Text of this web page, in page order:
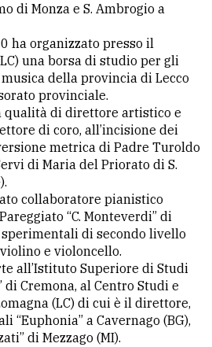
di Monza e S. Ambrogio a
ha organizzato presso il
una borsa di studio per gli
della provincia di Lecco
provinciale.
qualità di direttore artistico e
di coro, all’incisione dei
metrica di Padre Turoldo
di Maria del Priorato di S.
collaboratore pianistico
“C. Monteverdi” di
di secondo livello
e violoncello.
all’Istituto Superiore di Studi
di Cremona, al Centro Studi e
(LC) di cui è il direttore,
“Euphonia” a Cavernago (BG),
di Mezzago (MI).